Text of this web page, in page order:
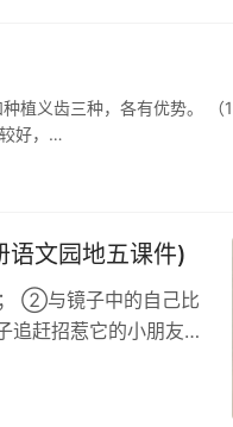
植义齿三种，各有优势。
好，…
语文园地五课件)
②与镜子中的自己比
赶招惹它的小朋友